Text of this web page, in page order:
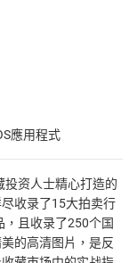
應用程式
投资人士精心打造的
收录了15大拍卖行
且收录了250个国
的高清图片，是反